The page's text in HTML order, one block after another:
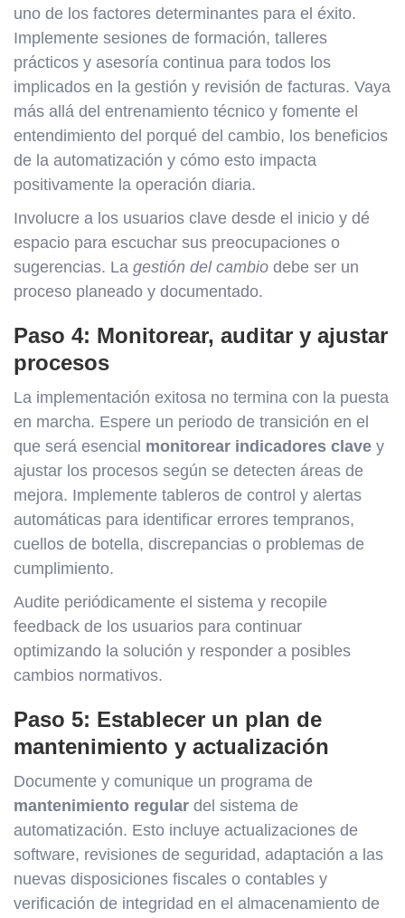
uno de los factores determinantes para el éxito.
Implemente sesiones de formación, talleres
prácticos y asesoría continua para todos los
implicados en la gestión y revisión de facturas. Vaya
más allá del entrenamiento técnico y fomente el
entendimiento del porqué del cambio, los beneficios
de la automatización y cómo esto impacta
positivamente la operación diaria.
Involucre a los usuarios clave desde el inicio y dé
espacio para escuchar sus preocupaciones o
sugerencias. La gestión del cambio debe ser un
proceso planeado y documentado.
Paso 4: Monitorear, auditar y ajustar
procesos
La implementación exitosa no termina con la puesta
en marcha. Espere un periodo de transición en el
que será esencial monitorear indicadores clave y
ajustar los procesos según se detecten áreas de
mejora. Implemente tableros de control y alertas
automáticas para identificar errores tempranos,
cuellos de botella, discrepancias o problemas de
cumplimiento.
Audite periódicamente el sistema y recopile
feedback de los usuarios para continuar
optimizando la solución y responder a posibles
cambios normativos.
Paso 5: Establecer un plan de
mantenimiento y actualización
Documente y comunique un programa de
mantenimiento regular del sistema de
automatización. Esto incluye actualizaciones de
software, revisiones de seguridad, adaptación a las
nuevas disposiciones fiscales o contables y
verificación de integridad en el almacenamiento de